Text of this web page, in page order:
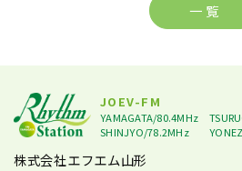
一 覧
JOEV-FM
YAMAGATA/80.4MHz
SHINJYO/78.2MHz
株式会社エフエム山形